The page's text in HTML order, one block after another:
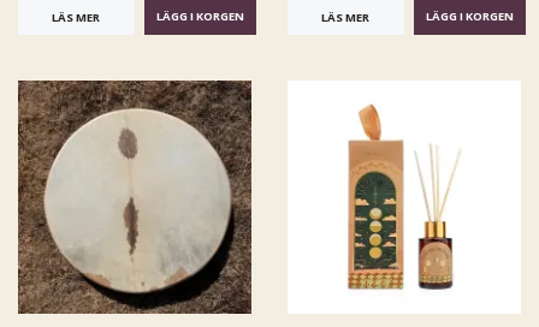
LÄS MER LÄS MER